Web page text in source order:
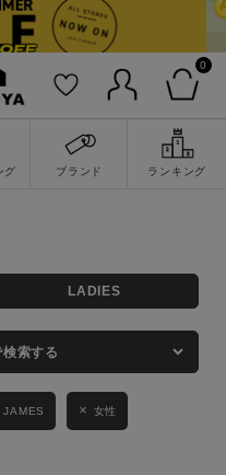
0
グ ブランド ランキング
索
KIDS
LADIES
索する
女性